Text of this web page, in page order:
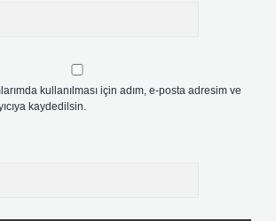
kullanılması için adım, e-posta adresim ve
kaydedilsin.